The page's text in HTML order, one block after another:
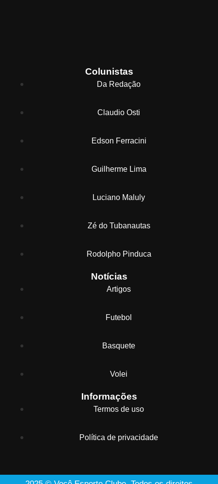
Colunistas
Da Redação
Claudio Osti
Edson Ferracini
Guilherme Lima
Luciano Maluly
Zé do Tubanautas
Rodolpho Pinduca
Notícias
Artigos
Futebol
Basquete
Volei
Informações
Termos de uso
Política de privacidade